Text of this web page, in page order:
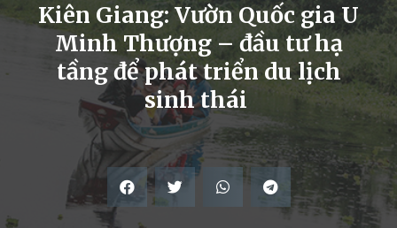
Kiên Giang: Vườn Quốc gia U
Minh Thượng – đầu tư hạ
tầng để phát triển du lịch
sinh thái